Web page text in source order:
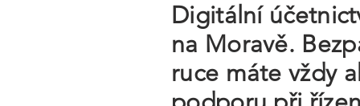
Digitální
na Moravě.
ruce máte vždy